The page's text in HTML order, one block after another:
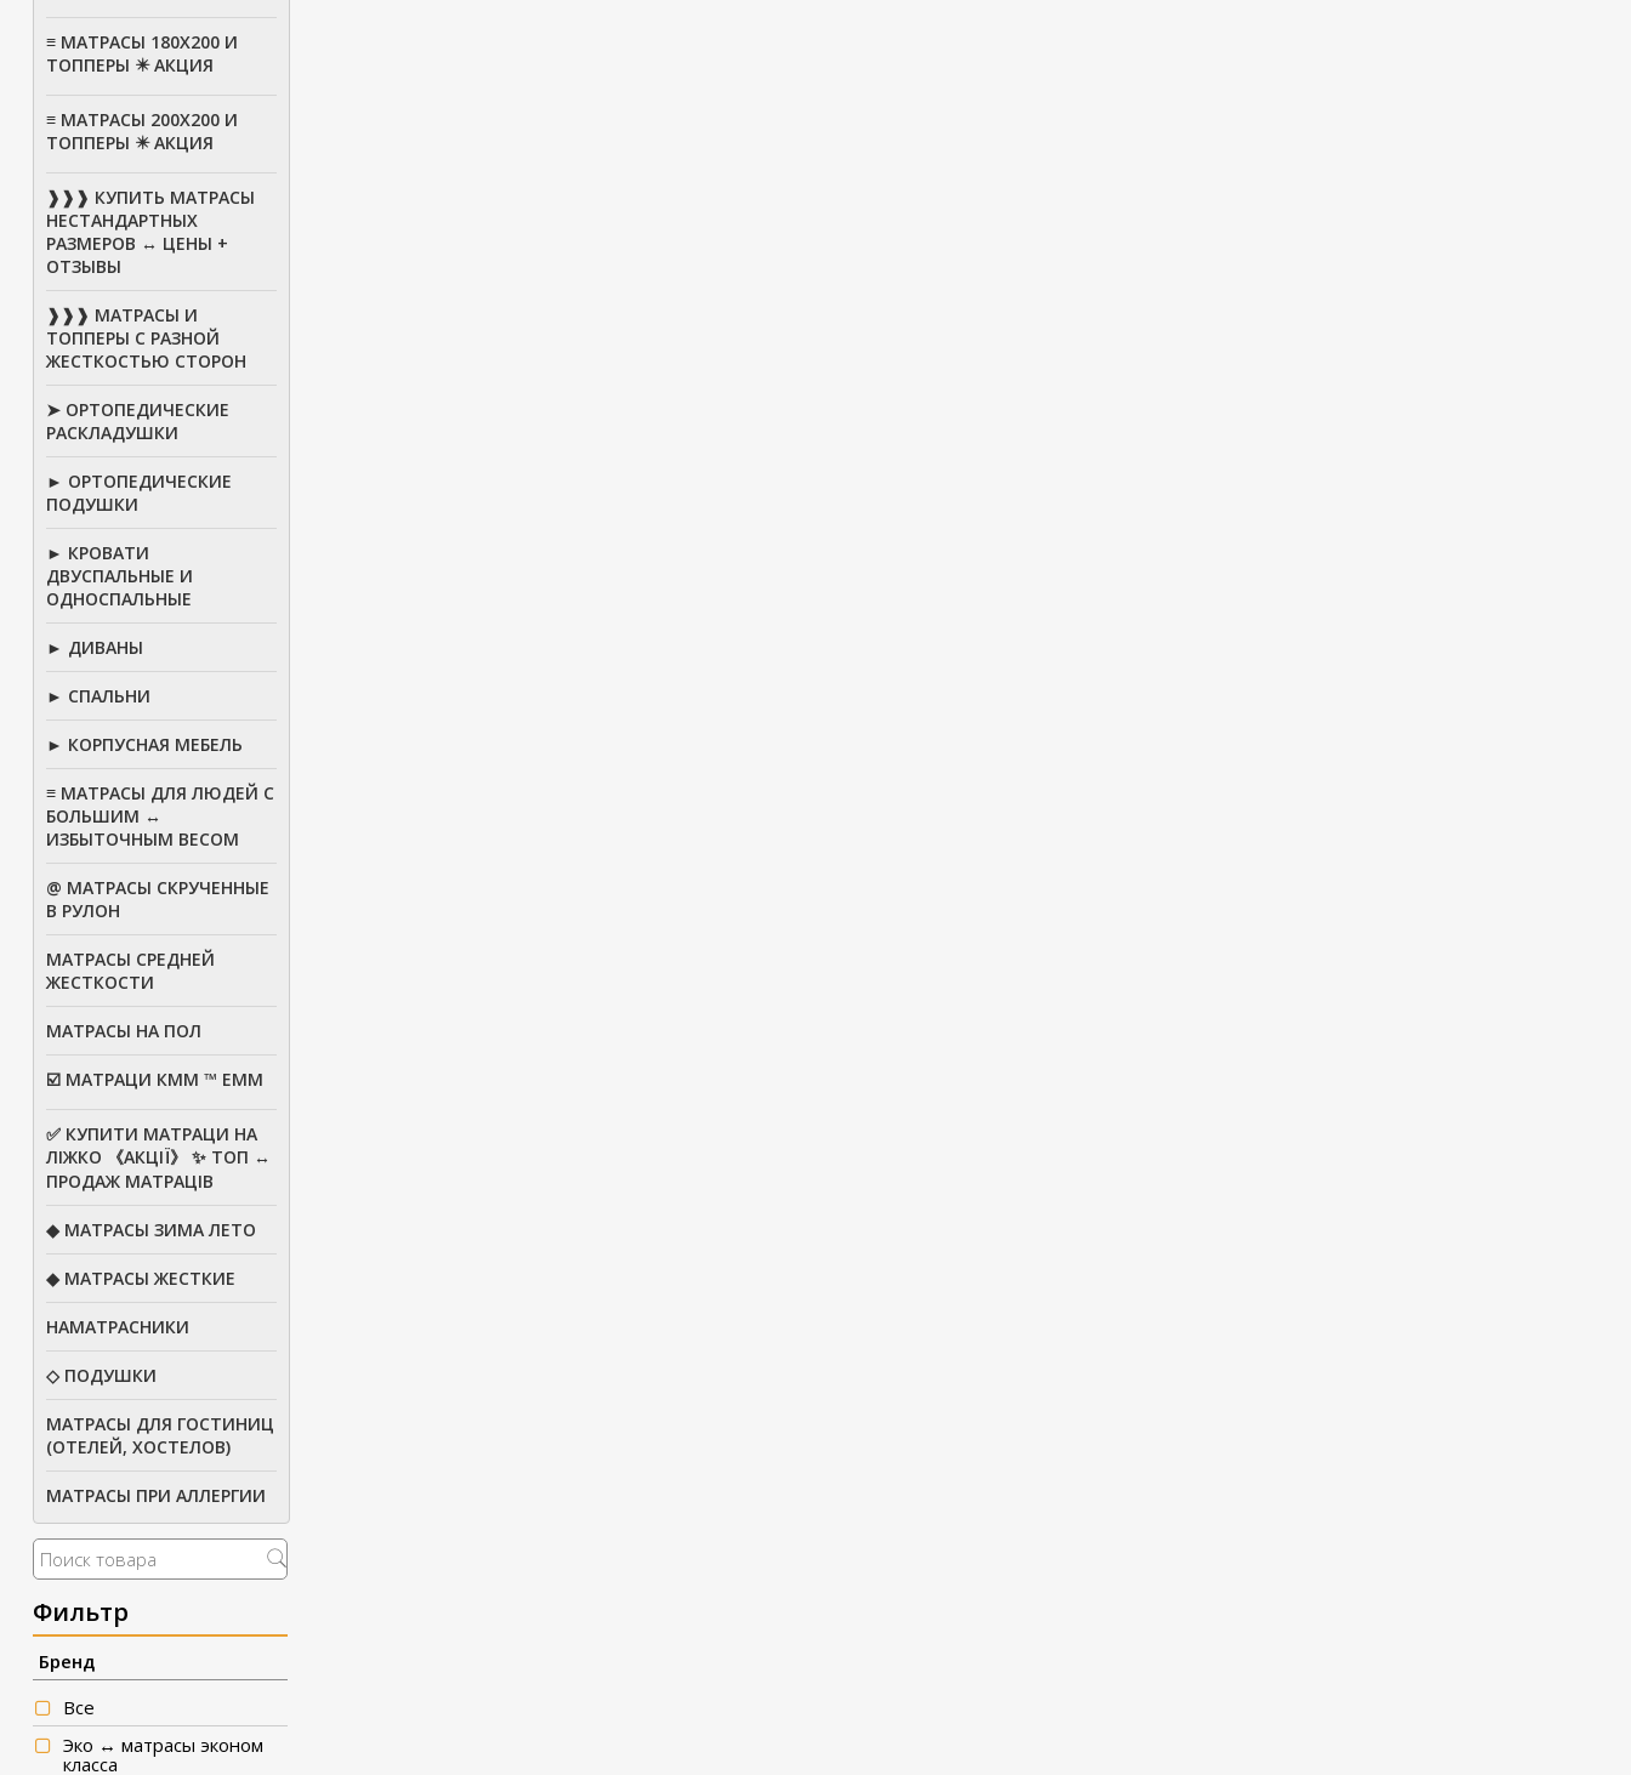
≡ МАТРАСЫ 180Х200 И
ТОППЕРЫ ✴️ АКЦИЯ
≡ МАТРАСЫ 200Х200 И
ТОППЕРЫ ✴️ АКЦИЯ
❱❱❱ КУПИТЬ МАТРАСЫ
НЕСТАНДАРТНЫХ
РАЗМЕРОВ ↔ ЦЕНЫ +
ОТЗЫВЫ
❱❱❱ МАТРАСЫ И
ТОППЕРЫ С РАЗНОЙ
ЖЕСТКОСТЬЮ СТОРОН
➤ ОРТОПЕДИЧЕСКИЕ
РАСКЛАДУШКИ
► ОРТОПЕДИЧЕСКИЕ
ПОДУШКИ
► КРОВАТИ
ДВУСПАЛЬНЫЕ И
ОДНОСПАЛЬНЫЕ
► ДИВАНЫ
► СПАЛЬНИ
► КОРПУСНАЯ МЕБЕЛЬ
≡ МАТРАСЫ ДЛЯ ЛЮДЕЙ С
БОЛЬШИМ ↔
ИЗБЫТОЧНЫМ ВЕСОМ
@ МАТРАСЫ СКРУЧЕННЫЕ
В РУЛОН
МАТРАСЫ СРЕДНЕЙ
ЖЕСТКОСТИ
МАТРАСЫ НА ПОЛ
☑️ МАТРАЦИ КММ ™ ЕММ
✅ КУПИТИ МАТРАЦИ НА
ЛІЖКО 《АКЦІЇ》 ✨ ТОП ↔
ПРОДАЖ МАТРАЦІВ
◆ МАТРАСЫ ЗИМА ЛЕТО
◆ МАТРАСЫ ЖЕСТКИЕ
НАМАТРАСНИКИ
◇ ПОДУШКИ
МАТРАСЫ ДЛЯ ГОСТИНИЦ
(ОТЕЛЕЙ, ХОСТЕЛОВ)
МАТРАСЫ ПРИ АЛЛЕРГИИ
Фильтр
Бренд
Все
Эко ↔ матрасы эконом
класса